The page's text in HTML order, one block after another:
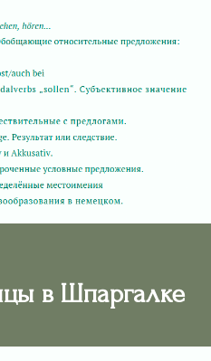
в Шпаргалке